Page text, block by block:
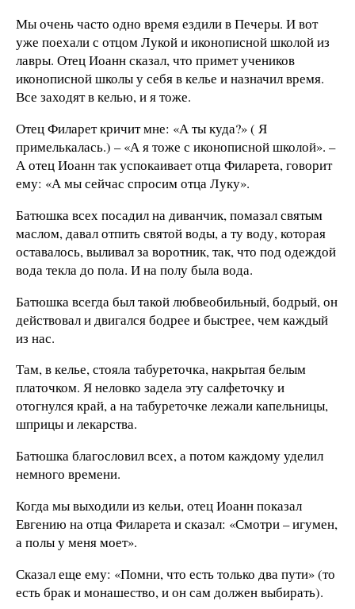
Мы очень часто одно время ездили в Печеры. И вот
уже поехали с отцом Лукой и иконописной школой из
лавры. Отец Иоанн сказал, что примет учеников
иконописной школы у себя в келье и назначил время.
Все заходят в келью, и я тоже.
Отец Филарет кричит мне: «А ты куда?» ( Я
примелькалась.) – «А я тоже с иконописной школой». –
А отец Иоанн так успокаивает отца Филарета, говорит
ему: «А мы сейчас спросим отца Луку».
Батюшка всех посадил на диванчик, помазал святым
маслом, давал отпить святой воды, а ту воду, которая
оставалось, выливал за воротник, так, что под одеждой
вода текла до пола. И на полу была вода.
Батюшка всегда был такой любвеобильный, бодрый, он
действовал и двигался бодрее и быстрее, чем каждый
из нас.
Там, в келье, стояла табуреточка, накрытая белым
платочком. Я неловко задела эту салфеточку и
отогнулся край, а на табуреточке лежали капельницы,
шприцы и лекарства.
Батюшка благословил всех, а потом каждому уделил
немного времени.
Когда мы выходили из кельи, отец Иоанн показал
Евгению на отца Филарета и сказал: «Смотри – игумен,
а полы у меня моет».
Сказал еще ему: «Помни, что есть только два пути» (то
есть брак и монашество, и он сам должен выбирать).